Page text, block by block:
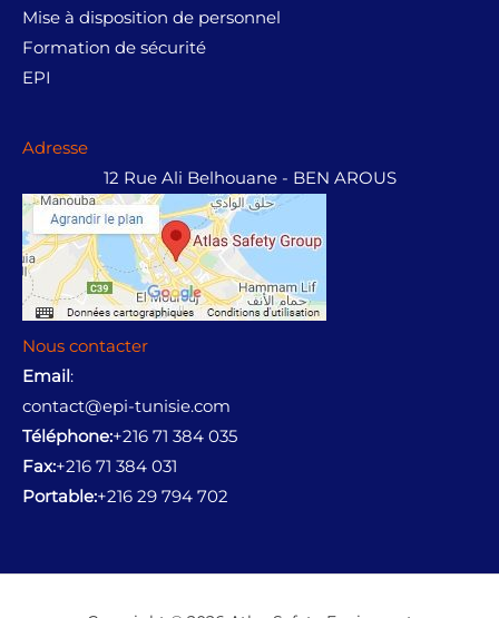
Mise à disposition de personnel
Formation de sécurité
EPI
Adresse
12 Rue Ali Belhouane - BEN AROUS
Nous contacter
Email:
contact@epi-tunisie.com
Téléphone:+216 71 384 035
Fax:+216 71 384 031
Portable:+216 29 794 702